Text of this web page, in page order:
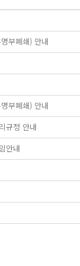
부폐쇄) 안내
부폐쇄) 안내
규정 안내
안내